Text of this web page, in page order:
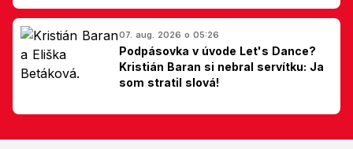
Slovákom
07. aug. 2026 o 05:26
Podpásovka v úvode Let's Dance?
Kristián Baran si nebral servítku: Ja
som stratil slová!